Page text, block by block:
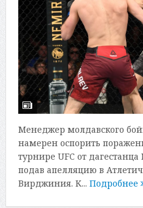
Менеджер молдавского
намерен оспорить
турнире UFC от
подав апелляцию в
Вирджиния. К... Подробнее